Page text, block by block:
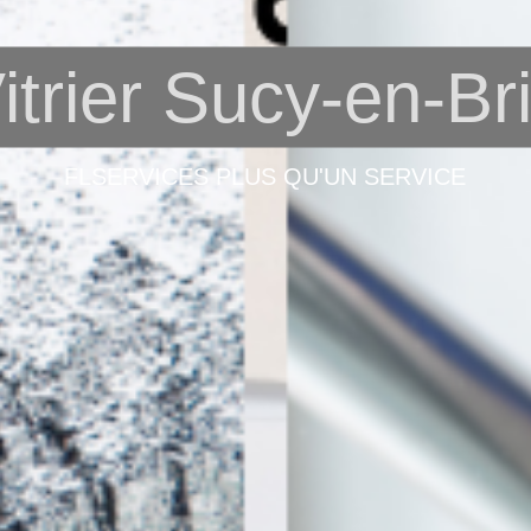
Sucy-en-
FLSERVICES PLUS QU'UN SERVICE